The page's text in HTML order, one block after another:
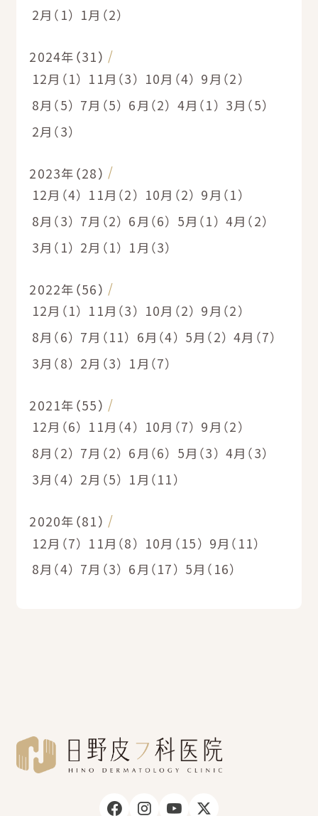
2月（1） 1月（2）
2024年（31）
12月（1） 11月（3） 10月（4） 9月（2）
8月（5） 7月（5） 6月（2） 4月（1） 3月（5）
2月（3）
2023年（28）
12月（4） 11月（2） 10月（2） 9月（1）
8月（3） 7月（2） 6月（6） 5月（1） 4月（2）
3月（1） 2月（1） 1月（3）
2022年（56）
12月（1） 11月（3） 10月（2） 9月（2）
8月（6） 7月（11） 6月（4） 5月（2） 4月（7）
3月（8） 2月（3） 1月（7）
2021年（55）
12月（6） 11月（4） 10月（7） 9月（2）
8月（2） 7月（2） 6月（6） 5月（3） 4月（3）
3月（4） 2月（5） 1月（11）
2020年（81）
12月（7） 11月（8） 10月（15） 9月（11）
8月（4） 7月（3） 6月（17） 5月（16）